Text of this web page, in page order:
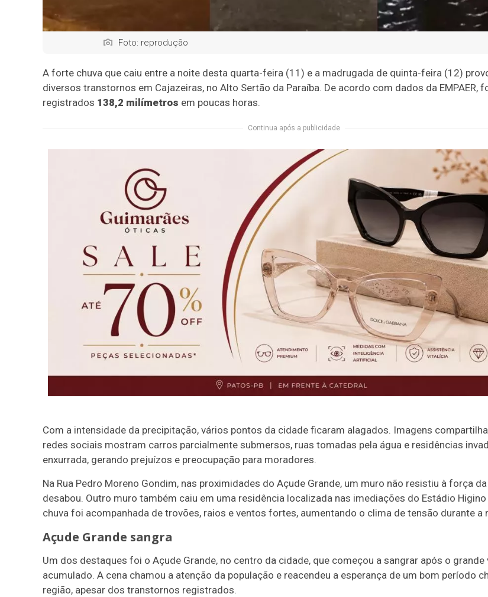
Foto: reprodução
A forte chuva que caiu entre a noite desta quarta-feira (11) e a madrugada de quinta-feira (12)
diversos transtornos em Cajazeiras, no Alto Sertão da Paraíba. De acordo com dados da EMPAER,
registrados 138,2 milímetros em poucas horas.
Continua após a publicidade
Com a intensidade da precipitação, vários pontos da cidade ficaram alagados. Imagens
redes sociais mostram carros parcialmente submersos, ruas tomadas pela água e residências
enxurrada, gerando prejuízos e preocupação para moradores.
Na Rua Pedro Moreno Gondim, nas proximidades do Açude Grande, um muro não resistiu à força
desabou. Outro muro também caiu em uma residência localizada nas imediações do Estádio Higino
chuva foi acompanhada de trovões, raios e ventos fortes, aumentando o clima de tensão durante a
Açude Grande sangra
Um dos destaques foi o Açude Grande, no centro da cidade, que começou a sangrar após o grande
acumulado. A cena chamou a atenção da população e reacendeu a esperança de um bom período
região, apesar dos transtornos registrados.